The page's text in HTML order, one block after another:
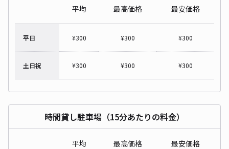
平均 最高価格 最安価格
平日 ¥300 ¥300 ¥300
土日祝 ¥300 ¥300 ¥300
時間貸し駐車場（15分あたりの料金）
平均 最高価格 最安価格